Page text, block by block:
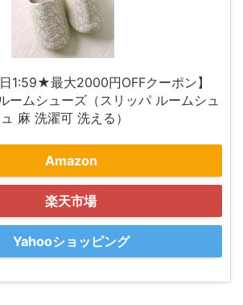
日1:59★最大2000円OFFクーポン】
ームシューズ（スリッパ ルームシュ
麻 洗濯可 洗える）
Amazon
楽天市場
Yahooショッピング